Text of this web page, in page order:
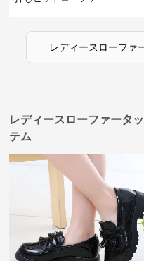
レディースローファ
レディースローファータ
テム